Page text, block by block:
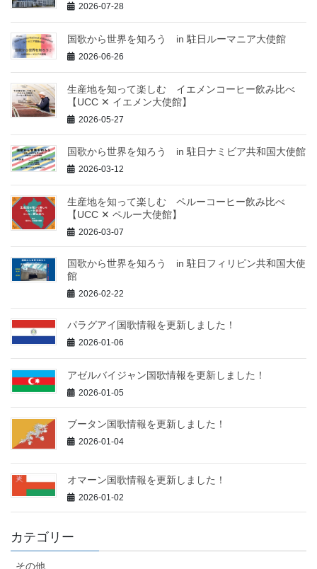
2026-07-28
国歌から世界を知ろう in 駐日ルーマニア大使館
2026-06-26
生産地を知って楽しむ イエメンコーヒー飲み比べ
【UCC ✕ イエメン大使館】
2026-05-27
国歌から世界を知ろう in 駐日ナミビア共和国大使館
2026-03-12
生産地を知って楽しむ ペルーコーヒー飲み比べ
【UCC ✕ ペルー大使館】
2026-03-07
国歌から世界を知ろう in 駐日フィリピン共和国大使
館
2026-02-22
パラグアイ国歌情報を更新しました！
2026-01-06
アゼルバイジャン国歌情報を更新しました！
2026-01-05
ブータン国歌情報を更新しました！
2026-01-04
オマーン国歌情報を更新しました！
2026-01-02
カテゴリー
その他